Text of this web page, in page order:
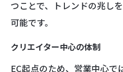
つことで、トレンドの兆し
可能です。
クリエイター中心の体制
EC起点のため、営業中心で